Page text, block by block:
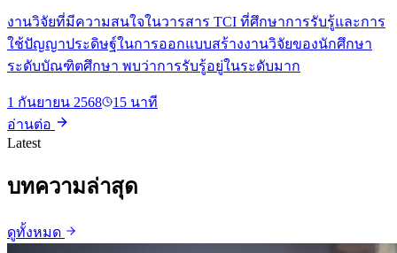
งานวิจัยที่มีความสนใจในวารสาร TCI ที่ศึกษาการรับรู้และการ
ใช้ปัญญาประดิษฐ์ในการออกแบบสร้างงานวิจัยของนักศึกษา
ระดับบัณฑิตศึกษา พบว่าการรับรู้อยู่ในระดับมาก
1 กันยายน 2568
15 นาที
อ่านต่อ
Latest
บทความล่าสุด
ดูทั้งหมด